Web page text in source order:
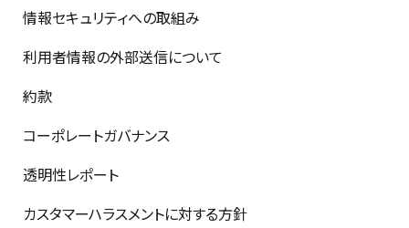
情報セキュリティへの取組み
利用者情報の外部送信について
約款
コーポレートガバナンス
透明性レポート
カスタマーハラスメントに対する方針